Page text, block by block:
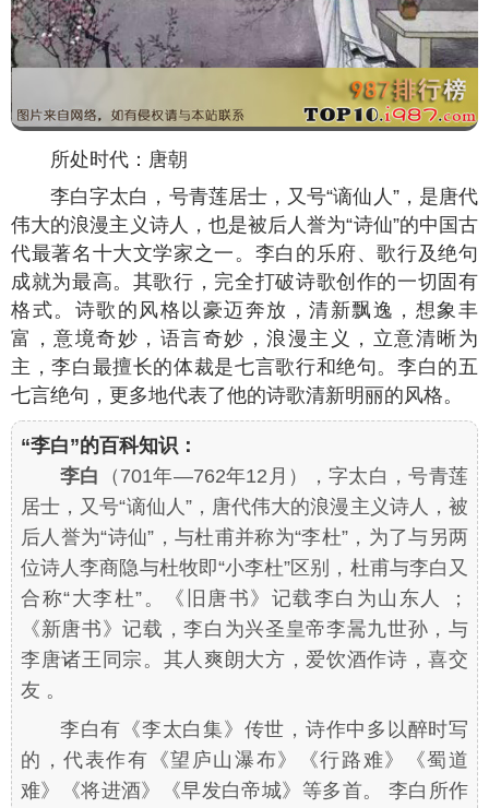
所处时代：唐朝
李白字太白，号青莲居士，又号“谪仙人”，是唐代
伟大的浪漫主义诗人，也是被后人誉为“诗仙”的中国古
代最著名十大文学家之一。李白的乐府、歌行及绝句
成就为最高。其歌行，完全打破诗歌创作的一切固有
格式。诗歌的风格以豪迈奔放，清新飘逸，想象丰
富，意境奇妙，语言奇妙，浪漫主义，立意清晰为
主，李白最擅长的体裁是七言歌行和绝句。李白的五
七言绝句，更多地代表了他的诗歌清新明丽的风格。
“李白”的百科知识：
李白
（701年—762年12月），字太白，号青莲
居士，又号“谪仙人”，唐代伟大的浪漫主义诗人，被
后人誉为“诗仙”，与杜甫并称为“李杜”，为了与另两
位诗人李商隐与杜牧即“小李杜”区别，杜甫与李白又
合称“大李杜”。《旧唐书》记载李白为山东人 ；
《新唐书》记载，李白为兴圣皇帝李暠九世孙，与
李唐诸王同宗。其人爽朗大方，爱饮酒作诗，喜交
友 。
李白有《李太白集》传世，诗作中多以醉时写
的，代表作有《望庐山瀑布》《行路难》《蜀道
难》《将进酒》《早发白帝城》等多首。 李白所作